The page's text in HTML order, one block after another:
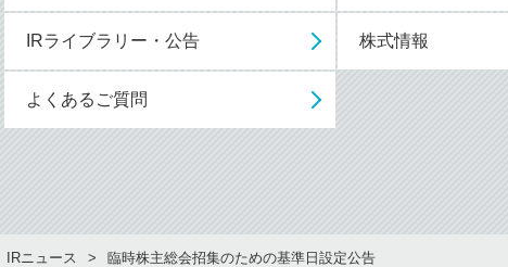
IRライブラリー・公告 株式情報
よくあるご質問
IRニュース 臨時株主総会招集のための基準日設定公告